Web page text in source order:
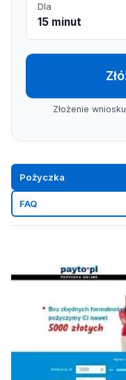
Dla
15 minut
Złożenie
Pożyczka
FAQ